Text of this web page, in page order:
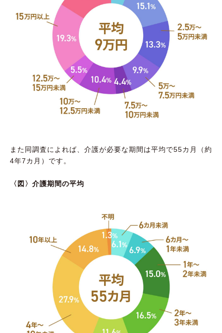
また同調査によれば、介護が必要な期間は平均で55カ月（約
4年7カ月）です。
〈図〉介護期間の平均